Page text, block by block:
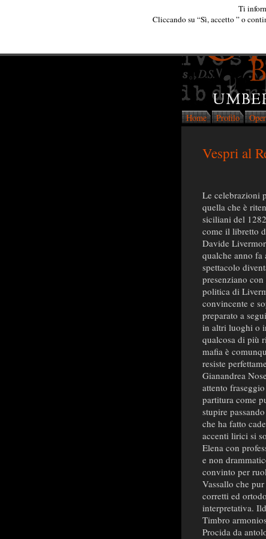
Ti
Cliccando su “Sì, accetto ” o
Home Profilo
Vespri al
Le celebrazioni
quella che è
siciliani del
come il libretto
Davide
qualche anno fa
spettacolo
presenziano
politica di
convincente e
preparato a
in altri luoghi o
qualcosa di più
mafia è
resiste
Gianandrea
attento
partitura come
stupire
che ha fatto
accenti lirici si
Elena con
e non
convinto per
Vassallo che
corretti ed
interpretativa.
Timbro
Procida da